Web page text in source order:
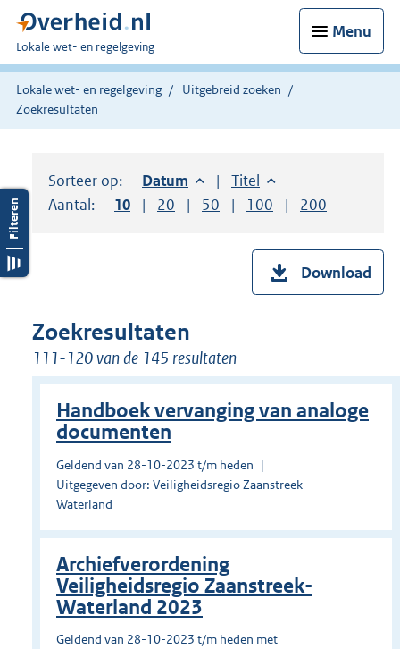
Menu
U
bent
hier:
Lokale wet- en regelgeving
Lokale wet- en regelgeving
Uitgebreid zoeken
Zoekresultaten
Sorteer op: Sorteer op:
Datum aflopendSorteer op:
Titel oplopend
Aantal:
Toon
10 resultaten per pagina
Toon
20 resultaten per pagina
Toon
50 resultaten per pagina
Toon
100 resultaten per
Toon
200
Download
Zoekresultaten
111-120 van de 145 resultaten
Handboek vervanging van analoge
documenten
Geldend van 28-10-2023 t/m heden
Uitgegeven door: Veiligheidsregio Zaanstreek-
Waterland
Archiefverordening
Veiligheidsregio Zaanstreek-
Waterland 2023
Geldend van 28-10-2023 t/m heden met